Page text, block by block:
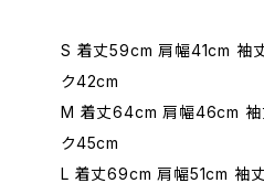
S 着丈59cm 肩幅41cm 袖
ク42cm
M 着丈64cm 肩幅46cm 袖
ク45cm
L 着丈69cm 肩幅51cm 袖